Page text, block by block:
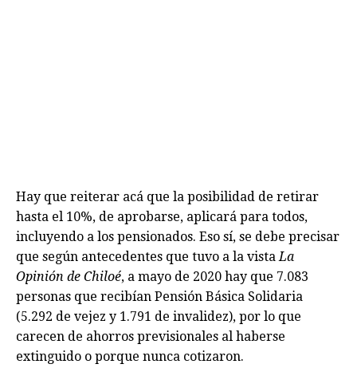
Hay que reiterar acá que la posibilidad de retirar
hasta el 10%, de aprobarse, aplicará para todos,
incluyendo a los pensionados. Eso sí, se debe precisar
que según antecedentes que tuvo a la vistaLa
Opinión de Chiloé, a mayo de 2020 hay que 7.083
personas que recibían Pensión Básica Solidaria
(5.292 de vejez y 1.791 de invalidez), por lo que
carecen de ahorros previsionales al haberse
extinguido o porque nunca cotizaron.